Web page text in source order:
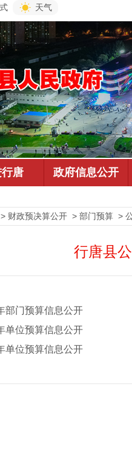
天气
财政预决算公开 > 部门预算 >
行唐县
部门预算信息公开
单位预算信息公开
单位预算信息公开